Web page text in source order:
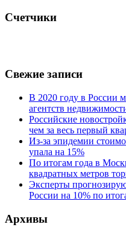
Счетчики
Свежие записи
В 2020 году в России
агентств
Российские
чем за весь первый
Из-за эпидемии
упала на 15%
По итогам года в
квадратных метров
Эксперты
России на 10% по
Архивы